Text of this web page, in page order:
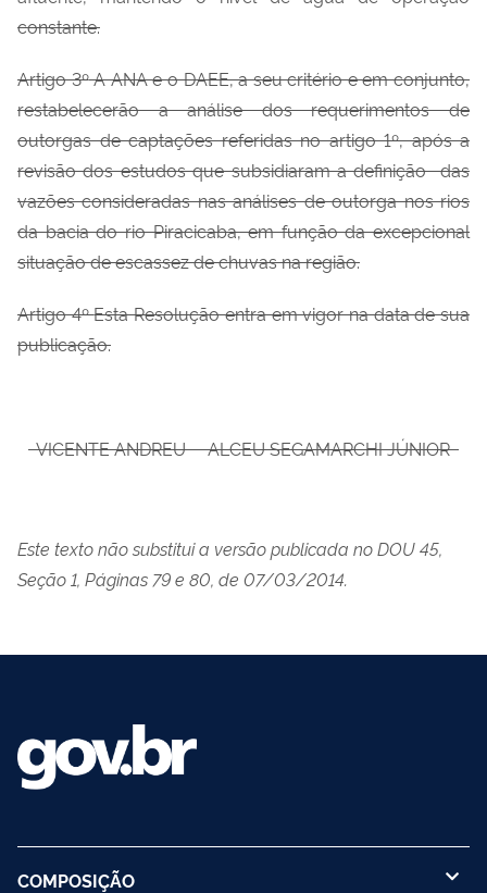
constante.
Artigo 3ºA ANA e o DAEE, a seu critério e em conjunto,
restabelecerão a análise dos requerimentos de
outorgas de captações referidas no artigo 1º, após a
revisão dos estudos que subsidiaram a definição das
vazões consideradas nas análises de outorga nos rios
da bacia do rio Piracicaba, em função da excepcional
situação de escassez de chuvas na região.
Artigo 4ºEsta Resolução entra em vigor na data de sua
publicação.
VICENTE ANDREUALCEU SEGAMARCHI JÚNIOR
Este texto não substitui a versão publicada no DOU 45,
Seção 1, Páginas 79 e 80, de 07/03/2014.
COMPOSIÇÃO